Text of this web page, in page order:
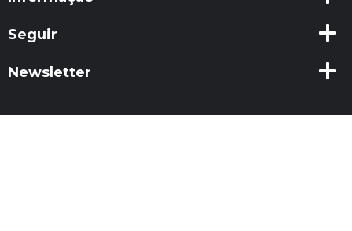
Seguir
Newsletter